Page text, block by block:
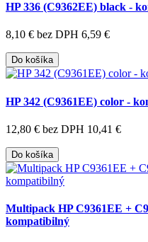
HP 336 (C9362EE) black -
8,10 € bez DPH 6,59 €
Do košíka
HP 342 (C9361EE) color -
12,80 € bez DPH 10,41 €
Do košíka
Multipack HP C9361EE +
kompatibilný